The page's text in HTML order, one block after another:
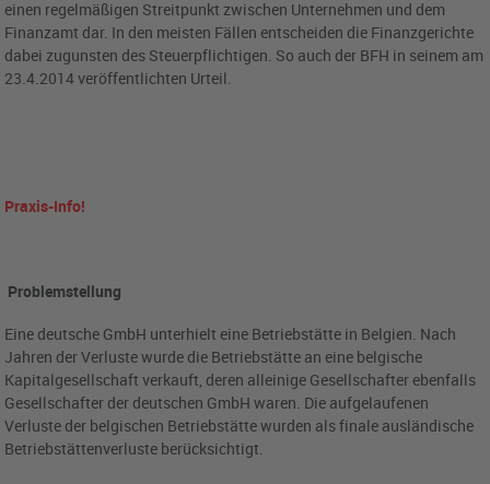
einen regelmäßigen Streitpunkt zwischen Unternehmen und dem
Finanzamt dar. In den meisten Fällen entscheiden die Finanzgerichte
dabei zugunsten des Steuerpflichtigen. So auch der BFH in seinem am
23.4.2014 veröffentlichten Urteil.
Praxis-Info!
Problemstellung
Eine deutsche GmbH unterhielt eine Betriebstätte in Belgien. Nach
Jahren der Verluste wurde die Betriebstätte an eine belgische
Kapitalgesellschaft verkauft, deren alleinige Gesellschafter ebenfalls
Gesellschafter der deutschen GmbH waren. Die aufgelaufenen
Verluste der belgischen Betriebstätte wurden als finale ausländische
Betriebstättenverluste berücksichtigt.